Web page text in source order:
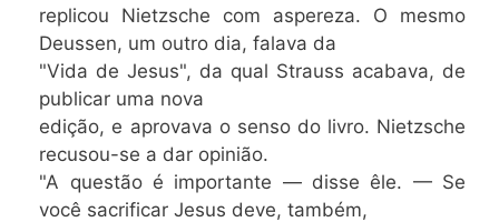
replicou Nietzsche com aspereza. O mesmo
Deussen, um outro dia, falava da
"Vida de Jesus", da qual Strauss acabava, de
publicar uma nova
edição, e aprovava o senso do livro. Nietzsche
recusou-se a dar opinião.
"A questão é importante — disse êle. — Se
você sacrificar Jesus deve, também,